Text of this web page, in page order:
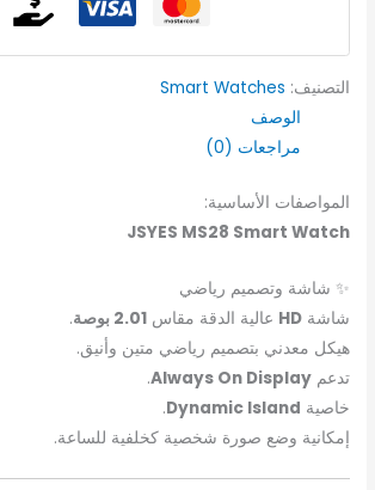
التصنيف: Smart Watches
الوصف
مراجعات (0)
المواصفات الأساسية:
JSYES MS28 Smart Watch
✨ شاشة وتصميم رياضي
شاشةHD عالية الدقة مقاس2.01 بوصة
.
هيكل معدني بتصميم رياضي متين وأنيق.
تدعمAlways On Display
.
خاصية Dynamic Island
.
إمكانية وضع صورة شخصية كخلفية للساعة.